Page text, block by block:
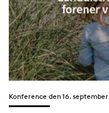
Konference den 16. september